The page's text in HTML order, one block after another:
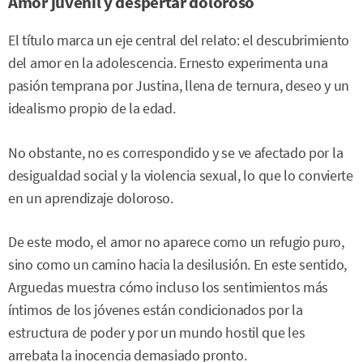
El título marca un eje central del relato: el descubrimiento
del amor en la adolescencia. Ernesto experimenta una
pasión temprana por Justina, llena de ternura, deseo y un
idealismo propio de la edad.
No obstante, no es correspondido y se ve afectado por la
desigualdad social y la violencia sexual, lo que lo convierte
en un aprendizaje doloroso.
De este modo, el amor no aparece como un refugio puro,
sino como un camino hacia la desilusión. En este sentido,
Arguedas muestra cómo incluso los sentimientos más
íntimos de los jóvenes están condicionados por la
estructura de poder y por un mundo hostil que les
arrebata la inocencia demasiado pronto.